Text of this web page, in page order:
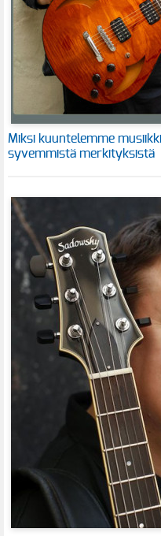
Miksi kuuntelemme
syvemmistä merkityksistä